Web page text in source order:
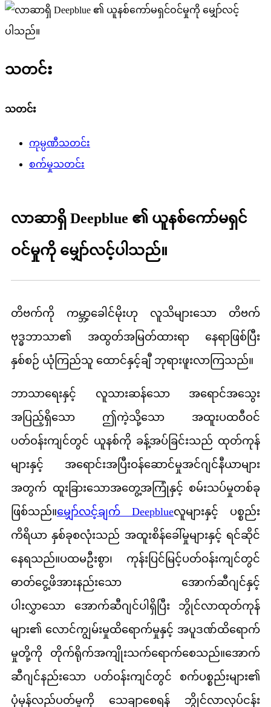
သတင်း
သတင်း
ကုမ္ပဏီသတင်း
စက်မှုသတင်း
လာဆာရှိ Deepblue ၏ ယူနစ်ကော်မရှင်
ဝင်မှုကို မျှော်လင့်ပါသည်။
တိဗက်ကို ကမ္ဘာ့ခေါင်မိုးဟု လူသိများသော တိဗက်
ဗုဒ္ဓဘာသာ၏ အထွတ်အမြတ်ထားရာ နေရာဖြစ်ပြီး
နှစ်စဉ် ယုံကြည်သူ ထောင်နှင့်ချီ ဘုရားဖူးလာကြသည်။
ဘာသာရေးနှင့် လူသားဆန်သော အရောင်အသွေး
အပြည့်ရှိသော ဤကဲ့သို့သော အထူးပထဝီဝင်
ပတ်ဝန်းကျင်တွင် ယူနစ်ကို ခန့်အပ်ခြင်းသည် ထုတ်ကုန်
များနှင့် အရောင်းအပြီးဝန်ဆောင်မှုအင်ဂျင်နီယာများ
အတွက် ထူးခြားသောအတွေ့အကြုံနှင့် စမ်းသပ်မှုတစ်ခု
ဖြစ်သည်။မျှော်လင့်ချက် Deepblueလူများနှင့် ပစ္စည်း
ကိရိယာ နှစ်ခုစလုံးသည် အထူးစိန်ခေါ်မှုများနှင့် ရင်ဆိုင်
နေရသည်။ပထမဦးစွာ၊ ကုန်းပြင်မြင့်ပတ်ဝန်းကျင်တွင်
ဓာတ်ငွေ့ဖိအားနည်းသော အောက်ဆီဂျင်နှင့်
ပါးလွှာသော အောက်ဆီဂျင်ပါရှိပြီး ဘွိုင်လာထုတ်ကုန်
များ၏ လောင်ကျွမ်းမှုထိရောက်မှုနှင့် အပူဒဏ်ထိရောက်
မှုတို့ကို တိုက်ရိုက်အကျိုးသက်ရောက်စေသည်။အောက်
ဆီဂျင်နည်းသော ပတ်ဝန်းကျင်တွင် စက်ပစ္စည်းများ၏
ပုံမှန်လည်ပတ်မှုကို သေချာစေရန် ဘွိုင်လာလုပ်ငန်း